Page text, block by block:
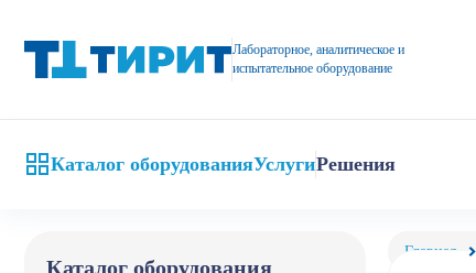
Лабораторное, аналитическое и
испытательное оборудование
Каталог оборудованияУслугиРешения
Каталог оборудования
Главная